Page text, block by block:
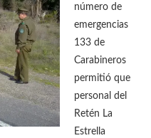
número de
emergencias
133 de
Carabineros
permitió que
personal del
Retén La
Estrella